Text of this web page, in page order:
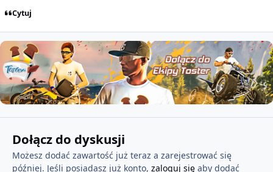
Cytuj
Dołącz do dyskusji
Możesz dodać zawartość już teraz a zarejestrować się
później. Jeśli posiadasz już konto, zaloguj sięaby dodać